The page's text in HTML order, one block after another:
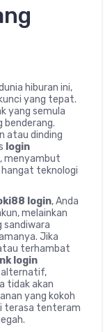
hiburan ini,
yang tepat.
yang semula
benderang.
atau dinding
login
menyambut
hangat teknologi
login, Anda
melainkan
sandiwara
Jika
terhambat
login
alternatif,
tidak akan
yang kokoh
terasa tenteram